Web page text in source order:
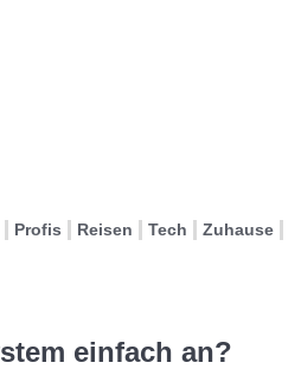
Profis Reisen Tech Zuhause
einfach an?